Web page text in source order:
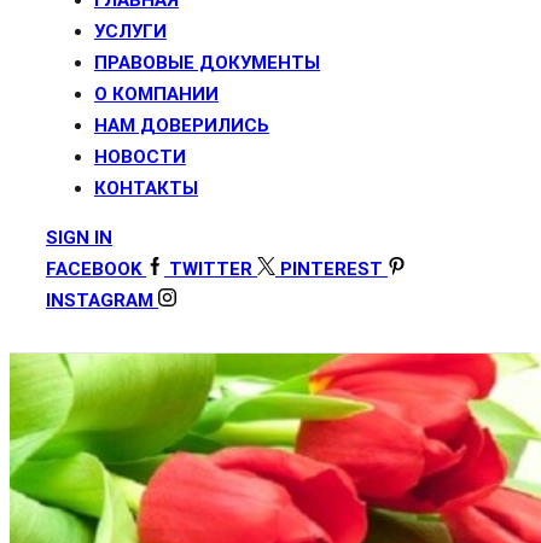
УСЛУГИ
ПРАВОВЫЕ ДОКУМЕНТЫ
О КОМПАНИИ
НАМ ДОВЕРИЛИСЬ
НОВОСТИ
КОНТАКТЫ
SIGN IN
FACEBOOK
TWITTER
PINTEREST
INSTAGRAM